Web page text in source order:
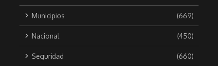
Municipios (669)
Nacional (450)
Seguridad (660)